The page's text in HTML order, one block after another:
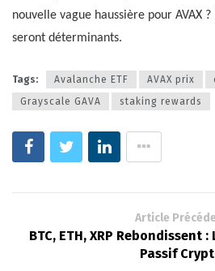
nouvelle vague haussière pour AVAX
seront déterminants.
Tags: Avalanche ETF AVAX prix
Grayscale GAVA
staking rewards
Article
BTC, ETH, XRP Rebondissent
Passif